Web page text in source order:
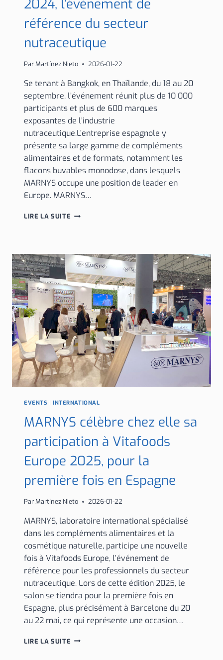
2024, l’événement de
référence du secteur
nutraceutique
ParMartínez Nieto 2026-01-22
Se tenant à Bangkok, en Thaïlande, du 18 au 20
septembre, l’événement réunit plus de 10 000
participants et plus de 600 marques
exposantes de l’industrie
nutraceutique.L’entreprise espagnole y
présente sa large gamme de compléments
alimentaires et de formats, notamment les
flacons buvables monodose, dans lesquels
MARNYS occupe une position de leader en
Europe. MARNYS…
LIRE LA SUITE MARNYS
2024,
L’ÉVÉNEMENT
DE
RÉFÉRENCE
DU
SECTEUR
NUTRACEUTIQUE
EVENTS |INTERNATIONAL
MARNYS célèbre chez elle sa
participation à Vitafoods
Europe 2025, pour la
première fois en Espagne
ParMartínez Nieto 2026-01-22
MARNYS, laboratoire international spécialisé
dans les compléments alimentaires et la
cosmétique naturelle, participe une nouvelle
fois à Vitafoods Europe, l’événement de
référence pour les professionnels du secteur
nutraceutique. Lors de cette édition 2025, le
salon se tiendra pour la première fois en
Espagne, plus précisément à Barcelone du 20
au 22 mai, ce qui représente une occasion…
LIRE LA SUITE MARNYS